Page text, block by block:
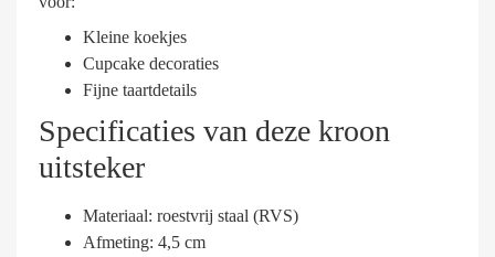
Kleine koekjes
Cupcake decoraties
Fijne taartdetails
Specificaties van deze kroon
uitsteker
Materiaal: roestvrij staal (RVS)
Afmeting: 4,5 cm